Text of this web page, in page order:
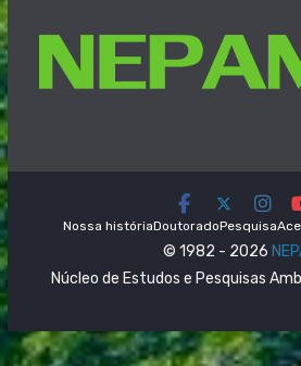
Nossa históriaDoutoradoPesquisa
© 1982 - 2026
Núcleo de Estudos e Pesquisas